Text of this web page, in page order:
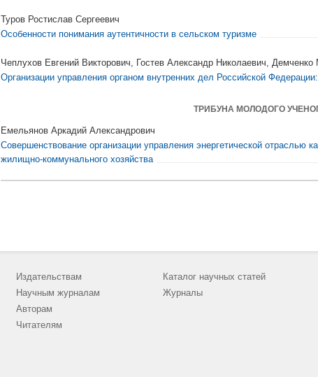
Туров Ростислав Сергеевич
Особенности понимания аутентичности в сельском туризме
Чеплухов Евгений Викторович, Гостев Александр Николаевич,
Организации управления органом внутренних дел Российской
ТРИБУНА МОЛОДОГО
Емельянов Аркадий Александрович
Совершенствование организации управления энергетической отраслью
жилищно-коммунального хозяйства
Издательствам
Научным журналам
Авторам
Читателям
Каталог научных статей
Журналы